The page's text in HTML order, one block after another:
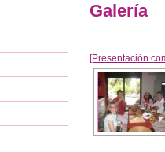
Galería
[Presentación